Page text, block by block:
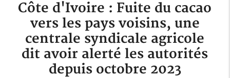
Côte d'Ivoire : Fuite du cacao
vers les pays voisins, une
centrale syndicale agricole
dit avoir alerté les autorités
depuis octobre 2023